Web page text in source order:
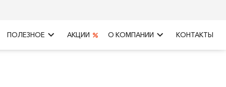
ПОЛЕЗНОЕ keyboard_arrow_right АКЦИИ О КОМПАНИИ keyboard_arrow_right КОНТАКТЫ